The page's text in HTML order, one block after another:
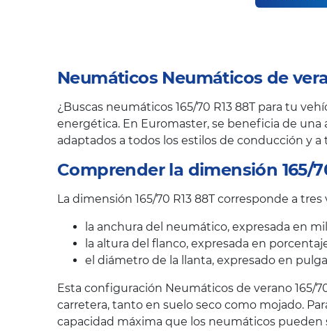
Neumáticos Neumáticos de
¿Buscas neumáticos 165/70 R13 88T para tu
energética. En Euromaster, se beneficia de
adaptados a todos los estilos de conducción y
Comprender la dimensión 165/
La dimensión 165/70 R13 88T corresponde a
la anchura del neumático, expresada en
la altura del flanco, expresada en
el diámetro de la llanta, expresado en
Esta configuración Neumáticos de verano 165/
carretera, tanto en suelo seco como mojado.
capacidad máxima que los neumáticos